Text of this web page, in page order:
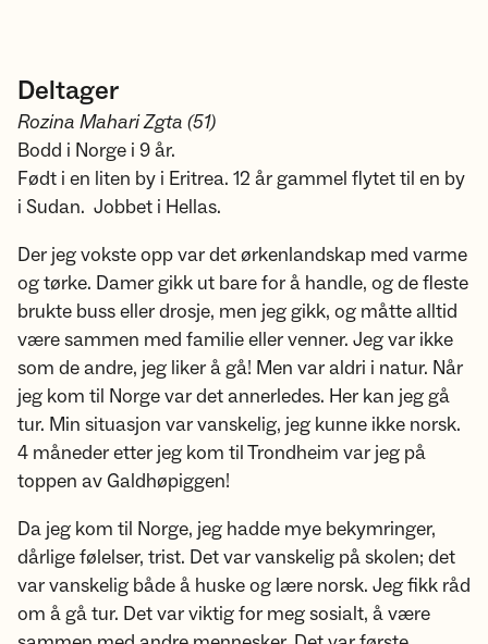
Deltager
Rozina Mahari Zgta (51)
Bodd i Norge i 9 år.
Født i en liten by i Eritrea. 12 år gammel flytet til en by
i Sudan. Jobbet i Hellas.
Der jeg vokste opp var det ørkenlandskap med varme
og tørke. Damer gikk ut bare for å handle, og de fleste
brukte buss eller drosje, men jeg gikk, og måtte alltid
være sammen med familie eller venner. Jeg var ikke
som de andre, jeg liker å gå! Men var aldri i natur. Når
jeg kom til Norge var det annerledes. Her kan jeg gå
tur. Min situasjon var vanskelig, jeg kunne ikke norsk.
4 måneder etter jeg kom til Trondheim var jeg på
toppen av Galdhøpiggen!
Da jeg kom til Norge, jeg hadde mye bekymringer,
dårlige følelser, trist. Det var vanskelig på skolen; det
var vanskelig både å huske og lære norsk. Jeg fikk råd
om å gå tur. Det var viktig for meg sosialt, å være